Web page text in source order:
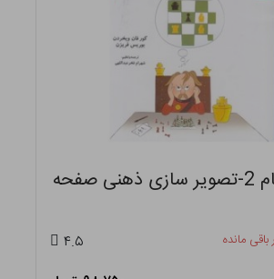
کتاب کار گام 2-تصویر سازی ذهنی صفحه
۴.۵